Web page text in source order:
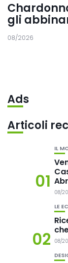
gli
08/2026
Ads
Articoli
01
IL
08/
02
LE
08/